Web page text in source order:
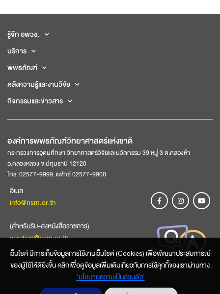
รู้จัก อพวช.
บริการ
พิพิธภัณฑ์
คลังความรู้และงานวิจัย
กิจกรรมและข่าวสาร
องค์การพิพิธภัณฑ์วิทยาศาสตร์แห่งชาติ
กระทรวงการอุดมศึกษา วิทยาศาสตร์วิจัยและนวัตกรรม 39 หมู่ 3 ต.คลองห้า
อ.คลองหลวง จ.ปทุมธานี 12120
โทร: 02577-9999, แฟกซ์ 02577-9900
อีเมล
info@nsm.or.th
(สำหรับรับ-ส่งหนังสือราชการ)
saraban@nsm.or.th
ช่องทางการสอบถามข้อมูล
เว็บไซค์ มีการเก็บข้อมูลการใช้งานเว็บไซต์ (Cookies) เพื่อพัฒนาประสบการณ์
ของผู้ใช้ให้ดียิ่งขึ้น คลิกเพื่อดูข้อมูลเพิ่มเติมเกี่ยวกับการใช้คุกกี้ของเราผ่านทาง
‘นโยบายความเป็นส่วนตัว'